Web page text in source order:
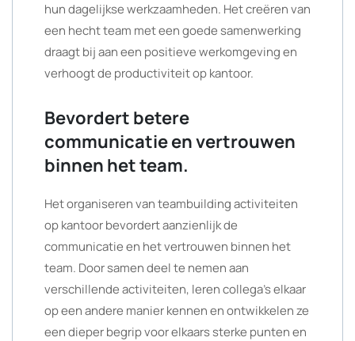
hun dagelijkse werkzaamheden. Het creëren van
een hecht team met een goede samenwerking
draagt bij aan een positieve werkomgeving en
verhoogt de productiviteit op kantoor.
Bevordert betere
communicatie en vertrouwen
binnen het team.
Het organiseren van teambuilding activiteiten
op kantoor bevordert aanzienlijk de
communicatie en het vertrouwen binnen het
team. Door samen deel te nemen aan
verschillende activiteiten, leren collega’s elkaar
op een andere manier kennen en ontwikkelen ze
een dieper begrip voor elkaars sterke punten en